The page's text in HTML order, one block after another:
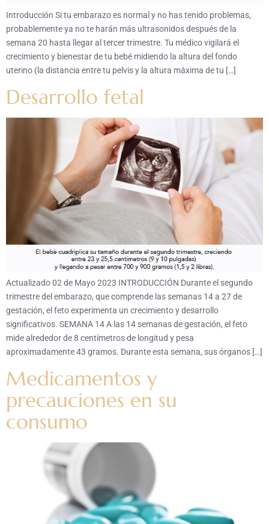
Introducción Si tu embarazo es normal y no has tenido problemas,
probablemente ya no te harán más ultrasonidos después de la
semana 20 hasta llegar al tercer trimestre. Tu médico vigilará el
crecimiento y bienestar de tu bebé midiendo la altura del fondo
uterino (la distancia entre tu pelvis y la altura máxima de tu […]
Desarrollo fetal
Actualizado 02 de Mayo 2023 INTRODUCCIÓN Durante el segundo
trimestre del embarazo, que comprende las semanas 14 a 27 de
gestación, el feto experimenta un crecimiento y desarrollo
significativos. SEMANA 14 A las 14 semanas de gestación, el feto
mide alrededor de 8 centímetros de longitud y pesa
aproximadamente 43 gramos. Durante esta semana, sus órganos […]
Medicamentos y
precauciones en su
consumo